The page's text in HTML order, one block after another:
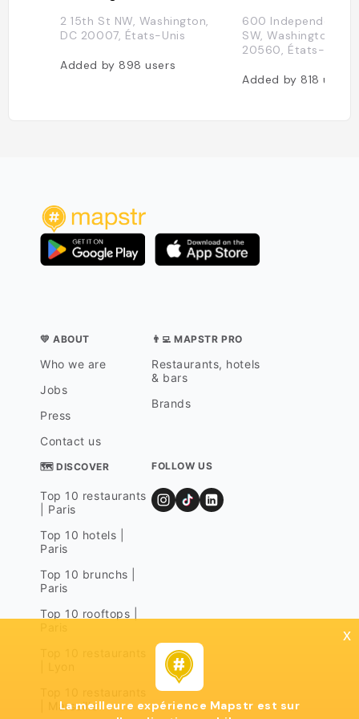
2 15th St NW, Washington,
DC 20007, États-Unis
Added by898users
600 Independence
SW, Washington, DC
20560, États-Unis
Added by818users
💛 ABOUT
Who we are
Jobs
Press
Contact us
👨‍💻 MAPSTR PRO
Restaurants, hotels
& bars
Brands
🗺 DISCOVER
Top 10 restaurants
| Paris
Top 10 hotels |
Paris
Top 10 brunchs |
Paris
Top 10 rooftops |
| Marseille
FOLLOW US
x
La meilleure expérience Mapstr est sur